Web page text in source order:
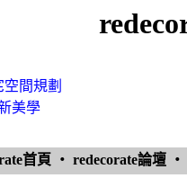
間規劃
美學
首頁 ‧ redecorate論壇 ‧